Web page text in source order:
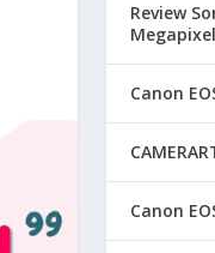
Review
Canon
Canon